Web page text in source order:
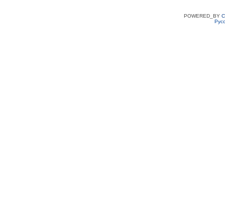
POWERED_BY